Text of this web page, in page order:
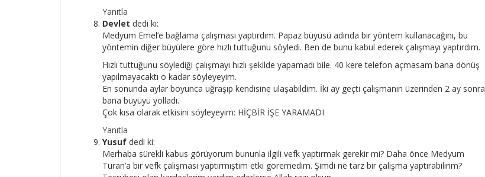
Yanıtla
Devlet dedi ki:
Medyum Emel’e bağlama çalışması yaptırdım. Papaz büyüsü adında bir yöntem kullanacağını, bu
yöntemin diğer büyülere göre hızlı tuttuğunu söyledi. Ben de bunu kabul ederek çalışmayı yaptırdım.
Hızlı tuttuğunu söylediği çalışmayı hızlı şekilde yapamadı bile. 40 kere telefon açmasam bana dönüş
yapılmayacaktı o kadar söyleyeyim.
En sonunda aylar boyunca uğraşıp kendisine ulaşabildim. İki ay geçti çalışmanın üzerinden 2 ay sonra
bana büyüyü yolladı.
Çok kısa olarak etkisini söyleyeyim: HİÇBİR İŞE YARAMADI
Yanıtla
Yusuf dedi ki:
Merhaba sürekli kabus görüyorum bununla ilgili vefk yaptırmak gerekir mi? Daha önce Medyum
Turan’a bir vefk çalışması yaptırmıştım etki göremedim. Şimdi ne tarz bir çalışma yaptırabilirim?